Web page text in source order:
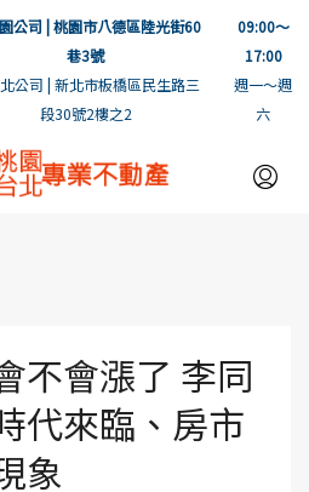
公司 | 桃園市八德區陸光街60
巷3號
公司 | 新北市板橋區民生路三
段30號2樓之2
09:00～
17:00
週一～週
六
不會漲了 李同
代來臨、房市
象